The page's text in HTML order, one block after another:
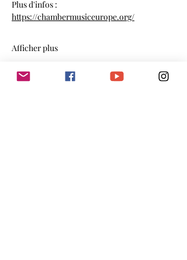
Plus d'infos :
https://chambermusiceurope.org/
Afficher plus